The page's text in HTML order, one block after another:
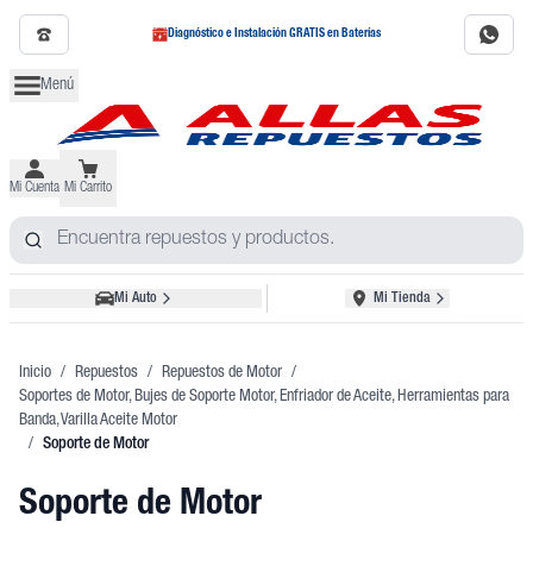
Diagnóstico e Instalación GRATIS en Baterías
Menú
Mi Cuenta Mi Carrito
Mi Auto Mi Tienda
Inicio / Repuestos / Repuestos de Motor /
Soportes de Motor, Bujes de Soporte Motor, Enfriador de Aceite, Herramientas para
Banda, Varilla Aceite Motor
/ Soporte de Motor
Soporte de Motor